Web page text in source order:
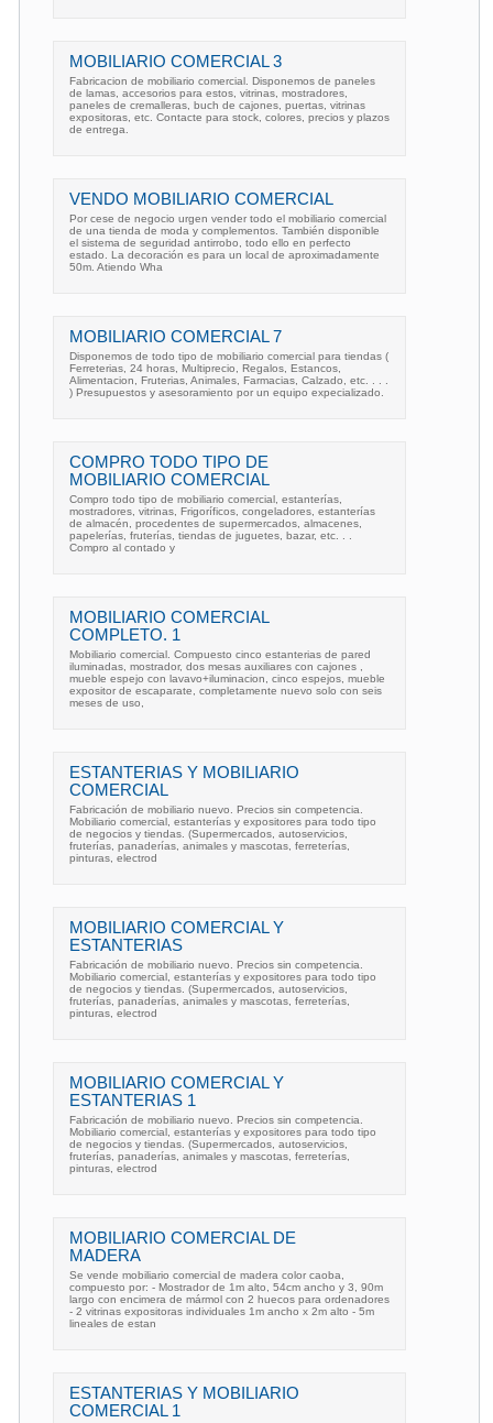
MOBILIARIO COMERCIAL 3
Fabricacion de mobiliario comercial. Disponemos de paneles
de lamas, accesorios para estos, vitrinas, mostradores,
paneles de cremalleras, buch de cajones, puertas, vitrinas
expositoras, etc. Contacte para stock, colores, precios y plazos
de entrega.
VENDO MOBILIARIO COMERCIAL
Por cese de negocio urgen vender todo el mobiliario comercial
de una tienda de moda y complementos. También disponible
el sistema de seguridad antirrobo, todo ello en perfecto
estado. La decoración es para un local de aproximadamente
50m. Atiendo Wha
MOBILIARIO COMERCIAL 7
Disponemos de todo tipo de mobiliario comercial para tiendas (
Ferreterias, 24 horas, Multiprecio, Regalos, Estancos,
Alimentacion, Fruterias, Animales, Farmacias, Calzado, etc. . . .
) Presupuestos y asesoramiento por un equipo expecializado.
COMPRO TODO TIPO DE
MOBILIARIO COMERCIAL
Compro todo tipo de mobiliario comercial, estanterías,
mostradores, vitrinas, Frigoríficos, congeladores, estanterías
de almacén, procedentes de supermercados, almacenes,
papelerías, fruterías, tiendas de juguetes, bazar, etc. . .
Compro al contado y
MOBILIARIO COMERCIAL
COMPLETO. 1
Mobiliario comercial. Compuesto cinco estanterias de pared
iluminadas, mostrador, dos mesas auxiliares con cajones ,
mueble espejo con lavavo+iluminacion, cinco espejos, mueble
expositor de escaparate, completamente nuevo solo con seis
meses de uso,
ESTANTERIAS Y MOBILIARIO
COMERCIAL
Fabricación de mobiliario nuevo. Precios sin competencia.
Mobiliario comercial, estanterías y expositores para todo tipo
de negocios y tiendas. (Supermercados, autoservicios,
fruterías, panaderías, animales y mascotas, ferreterías,
pinturas, electrod
MOBILIARIO COMERCIAL Y
ESTANTERIAS
Fabricación de mobiliario nuevo. Precios sin competencia.
Mobiliario comercial, estanterías y expositores para todo tipo
de negocios y tiendas. (Supermercados, autoservicios,
fruterías, panaderías, animales y mascotas, ferreterías,
pinturas, electrod
MOBILIARIO COMERCIAL Y
ESTANTERIAS 1
Fabricación de mobiliario nuevo. Precios sin competencia.
Mobiliario comercial, estanterías y expositores para todo tipo
de negocios y tiendas. (Supermercados, autoservicios,
fruterías, panaderías, animales y mascotas, ferreterías,
pinturas, electrod
MOBILIARIO COMERCIAL DE
MADERA
Se vende mobiliario comercial de madera color caoba,
compuesto por: - Mostrador de 1m alto, 54cm ancho y 3, 90m
largo con encimera de mármol con 2 huecos para ordenadores
- 2 vitrinas expositoras individuales 1m ancho x 2m alto - 5m
lineales de estan
ESTANTERIAS Y MOBILIARIO
COMERCIAL 1